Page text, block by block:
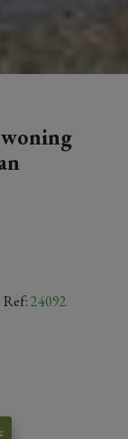
Ref:24092